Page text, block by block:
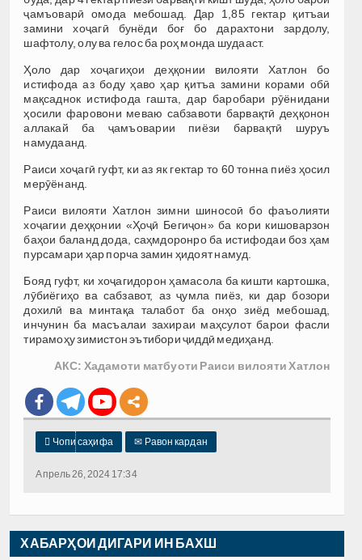
ҷамъоварӣ омода мебошад. Дар 1,85 гектар қитъаи
замини хоҷагӣ бунёди боғ бо дарахтони зардолу,
шафтолу, олу ва гелос ба роҳ монда шудааст.
Ҳоло дар хоҷагиҳои деҳқонии вилояти Хатлон бо
истифода аз боду ҳаво ҳар қитъа замини корами обӣ
мақсаднок истифода гашта, дар баробари рӯёнидани
ҳосили фаровони меваю сабзавоти барвақтӣ деҳқонон
аллакай ба ҷамъоварии пиёзи барвақтӣ шуруъ
намудаанд.
Раиси хоҷагӣ гуфт, ки аз як гектар то 60 тонна пиёз ҳосил
мерӯёнанд.
Раиси вилояти Хатлон зимни шиносоӣ бо фаъолияти
хоҷагии деҳқонии «Ҳоҷӣ Бегиҷон» ба кори кишоварзон
баҳои баланд дода, саҳмдоронро ба истифодаи боз ҳам
пурсамари ҳар порча замин ҳидоят намуд.
Бояд гуфт, ки хоҷагидорон ҳамасола ба кишти картошка,
лӯбиёгиҳо ва сабзавот, аз ҷумла пиёз, ки дар бозори
дохилӣ ва минтақа талабот ба онҳо зиёд мебошад,
инчунин ба масъалаи захираи маҳсулот барои фасли
тирамоҳу зимистон эътибори ҷиддӣ медиҳанд.
АКС: Хадамоти матбуоти Раиси вилояти Хатлон
 Чопи саҳифа ✉ Равон кардан
Апрель 26, 2024 17:34
ХАБАРҲОИ ДИГАРИ ИН БАХШ